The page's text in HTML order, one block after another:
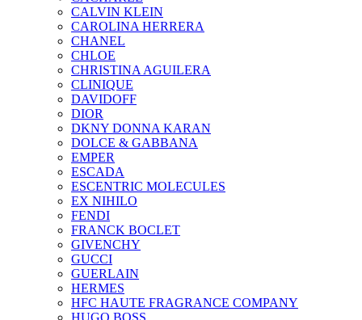
CALVIN KLEIN
CAROLINA HERRERA
CHANEL
CHLOE
CHRISTINA AGUILERA
CLINIQUE
DAVIDOFF
DIOR
DKNY DONNA KARAN
DOLCE & GABBANA
EMPER
ESCADA
ESCENTRIC MOLECULES
EX NIHILO
FENDI
FRANCK BOCLET
GIVENCHY
GUCCI
GUERLAIN
HERMES
HFC HAUTE FRAGRANCE COMPANY
HUGO BOSS